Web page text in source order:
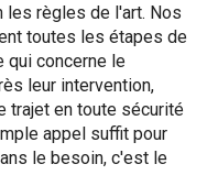
les règles de l'art. Nos
toutes les étapes de
qui concerne le
leur intervention,
trajet en toute sécurité
appel suffit pour
le besoin, c'est le